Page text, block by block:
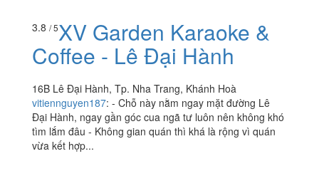
3.8 / 5XV Garden Karaoke &
Coffee - Lê Đại Hành
16B Lê Đại Hành, Tp. Nha Trang, Khánh Hoà
vitiennguyen187: - Chỗ này nằm ngay mặt đường Lê
Đại Hành, ngay gần góc cua ngã tư luôn nên không khó
tìm lắm đâu - Không gian quán thì khá là rộng vì quán
vừa kết hợp...